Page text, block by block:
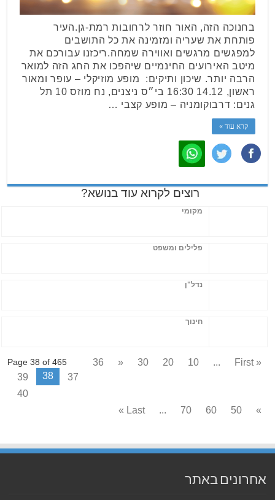
בחנוכה הזה, האור חוזר לרחובות רמת-גן.העיר
פותחת את שעריה ומזמינה את כל התושבים
למפגשים מרגשים ואווירה שמחה.ריכזנו עבורכם את
מיטב האירועים החינמיים שיהפכו את החג הזה למואר
הרבה יותר. שיכון ותיקים: מופע מוזיקלי – עופר ומאור
ראשון, 14.12 16:30 בי״ס ניצנים, נח מוזס 10 תל
גנים: דרבוקומניה – מופע קצבי …
קרא עוד »
רוצים לקרוא עוד בנושא?
מקומי
פלילים ומשפט
נדל"ן
חינוך
Page 38 of 465 « First
...
10
20
30
«
36
37
38
39
40
»
50
60
70
...
Last »
אחרונים באתר